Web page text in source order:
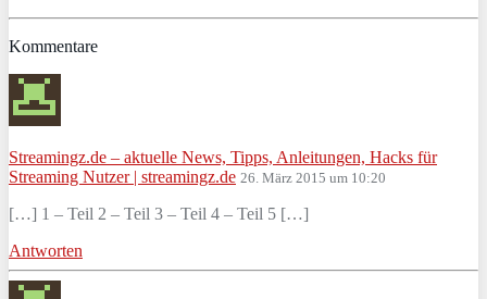
Kommentare
Streamingz.de – aktuelle News, Tipps, Anleitungen, Hacks für
Streaming Nutzer | streamingz.de 26. März 2015 um 10:20
[…] 1 – Teil 2 – Teil 3 – Teil 4 – Teil 5 […]
Antworten